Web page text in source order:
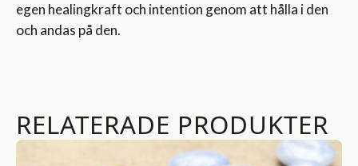
egen healingkraft och intention genom att hålla i den
och andas på den.
RELATERADE PRODUKTER